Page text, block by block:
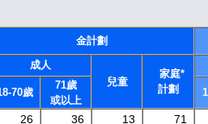
金計劃
成人
兒童
家庭*
計劃
70歲
71歲
或以上
26 36 13 71